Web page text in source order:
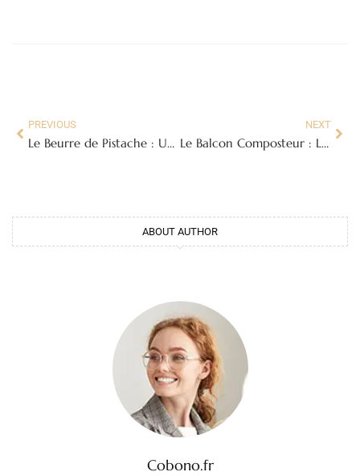
PREVIOUS
Le Beurre de Pistache : Un Délice Gourmand et Nutritif à Découvrir Absolument
NEXT
Le Balcon Composteur : Le Guide Ultime
ABOUT AUTHOR
Cobono.fr